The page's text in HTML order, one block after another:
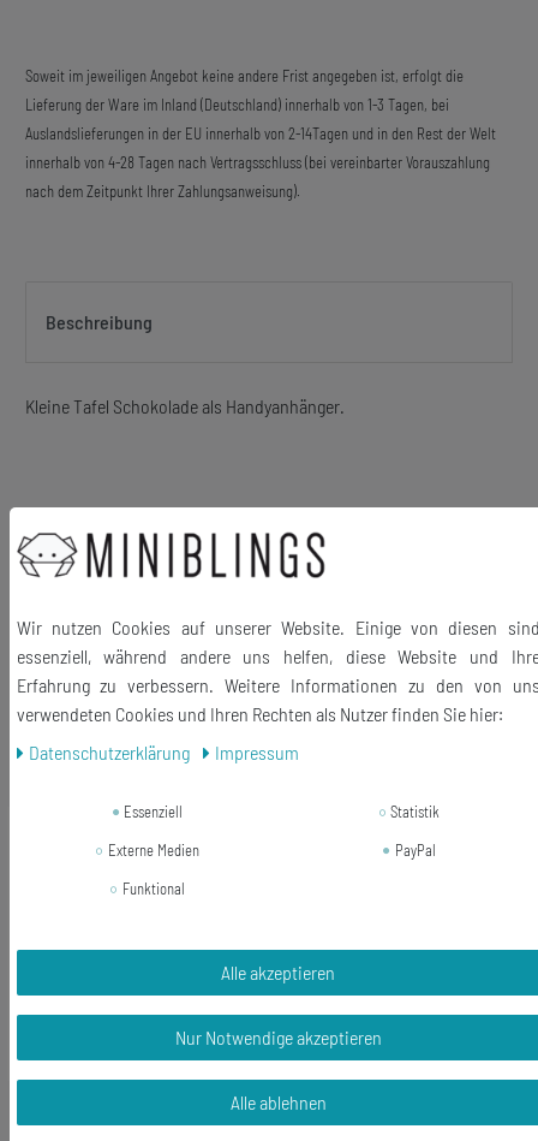
Soweit im jeweiligen Angebot keine andere Frist angegeben ist, erfolgt die
Lieferung der Ware im Inland (Deutschland) innerhalb von 1-3 Tagen, bei
Auslandslieferungen in der EU innerhalb von 2-14Tagen und in den Rest der Welt
innerhalb von 4-28 Tagen nach Vertragsschluss (bei vereinbarter Vorauszahlung
nach dem Zeitpunkt Ihrer Zahlungsanweisung).
Beschreibung
Kleine Tafel Schokolade als Handyanhänger.
Material Anhänger: Holz, Papier
Größe des Anhängers (ohne Schnur): 22mm
Ähnliche Artikel
Handyanhänger Miniblings
Handyschmuck Herz Rosa
6,47 € *
In den Warenkorb
*inkl. ges. MwSt.zzgl.Versandkosten
Wir nutzen Cookies auf unserer Website. Einige von diesen
essenziell, während andere uns helfen, diese Website und
Erfahrung zu verbessern. Weitere Informationen zu den von
verwendeten Cookies und Ihren Rechten als Nutzer finden Sie hier:
Daten­schutz­erklärung
Impressum
Essenziell
Statistik
Externe Medien
PayPal
Funktional
Alle akzeptieren
Nur Notwendige akzeptieren
Alle ablehnen